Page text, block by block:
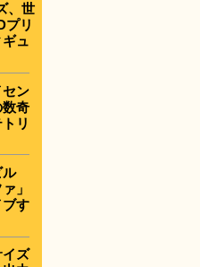
、世
プリ
ュ
セン
数奇
リ
ル
」
す
イズ